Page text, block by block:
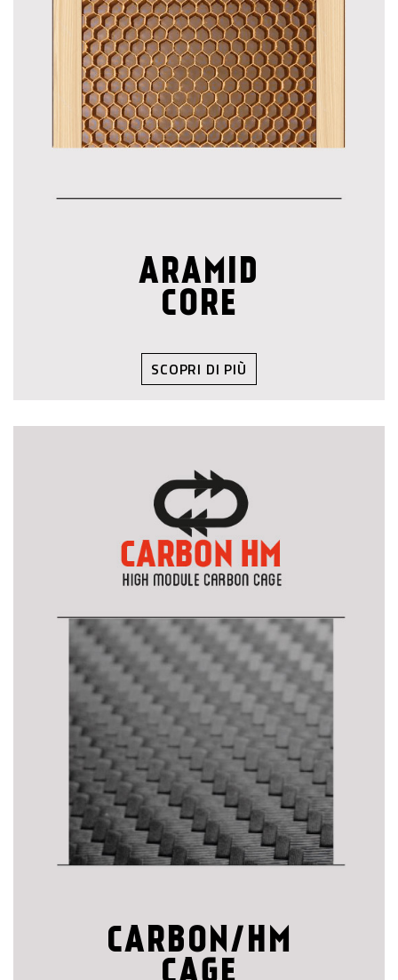
ARAMID
CORE
SCOPRI DI PIÙ
CARBON/HM